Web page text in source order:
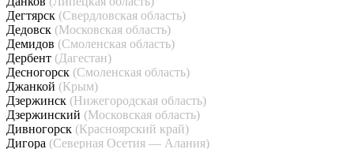
Дегтярск (Свердловская область)
Дедовск (Московская область)
Демидов (Смоленская область)
Дербент (Дагестан)
Десногорск (Смоленская область)
Джанкой (Крым)
Дзержинск (Нижегородская область)
Дзержинский (Московская область)
Дивногорск (Красноярский край)
Дигора (Северная Осетия — Алания)